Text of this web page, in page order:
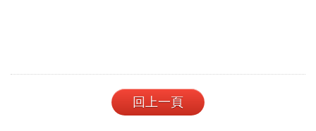
回上一頁